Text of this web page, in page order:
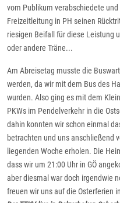
vom Publikum verabschiedete
Freizeitleitung in PH seinen
riesigen Beifall für diese Leistung
oder andere Träne...
Am Abreisetag musste die
werden, da wir mit dem Bus des
wurden. Also ging es mit dem
PKWs im Pendelverkehr in die
dahin konnten wir schon einmal
betrachten und uns anschließend
liegenden Woche erholen. Die
dass wir um 21:00 Uhr in GÖ
aber diesmal war doch irgendwie
freuen wir uns auf die Osterferien